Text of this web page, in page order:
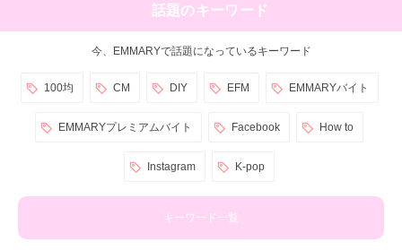
話題のキーワード
今、EMMARYで話題になっているキーワード
100均 CM DIY EFM EMMARYバイト
EMMARYプレミアムバイト Facebook How to
Instagram K-pop
キーワード一覧